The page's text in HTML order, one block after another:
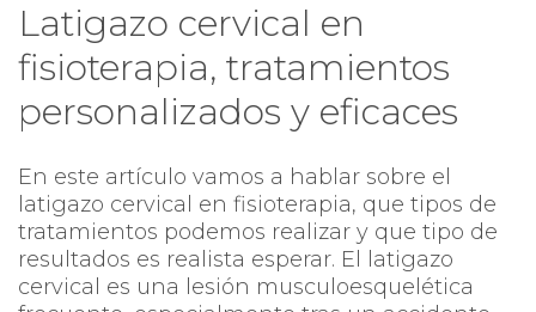
Latigazo cervical en
fisioterapia, tratamientos
personalizados y eficaces
En este artículo vamos a hablar sobre el
latigazo cervical en fisioterapia, que tipos de
tratamientos podemos realizar y que tipo de
resultados es realista esperar. El latigazo
cervical es una lesión musculoesquelética